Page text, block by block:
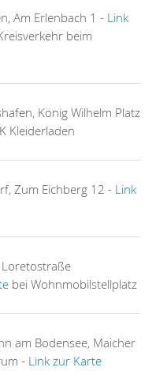
Am Erlenbach 1 - Link
beim
König Wilhelm Platz
Kleiderladen
Zum Eichberg 12 - Link
bei Wohnmobilstellplatz
am Bodensee, Maicher
- Link zur Karte